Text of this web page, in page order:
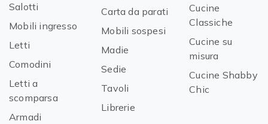
Salotti
Mobili ingresso
Letti
Comodini
Letti a
scomparsa
Armadi
Carta da parati
Mobili sospesi
Madie
Sedie
Tavoli
Librerie
Cucine
Classiche
Cucine su
misura
Cucine Shabby
Chic